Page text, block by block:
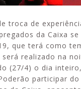
troca de
da Caixa
que terá como
realizado na
(27/4) o dia
participar